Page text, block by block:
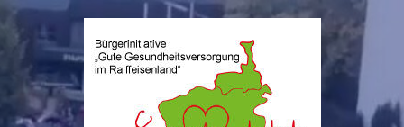
Zum
springen